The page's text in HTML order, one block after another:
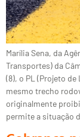
Marília Sena, da
Transportes) da
(8), o PL (Projeto
mesmo trecho
originalmente
permite a situação